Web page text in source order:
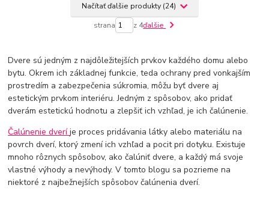
Načítať ďalšie produkty (24)
strana z 4ďalšie
Dvere sú jedným z najdôležitejších prvkov každého domu alebo
bytu. Okrem ich základnej funkcie, teda ochrany pred vonkajším
prostredím a zabezpečenia súkromia, môžu byť dvere aj
estetickým prvkom interiéru. Jedným z spôsobov, ako pridať
dverám estetickú hodnotu a zlepšiť ich vzhľad, je ich čalúnenie.
Čalúnenie dveríje proces pridávania látky alebo materiálu na
povrch dverí, ktorý zmení ich vzhľad a pocit pri dotyku. Existuje
mnoho rôznych spôsobov, ako čalúniť dvere, a každý má svoje
vlastné výhody a nevýhody. V tomto blogu sa pozrieme na
niektoré z najbežnejších spôsobov čalúnenia dverí.